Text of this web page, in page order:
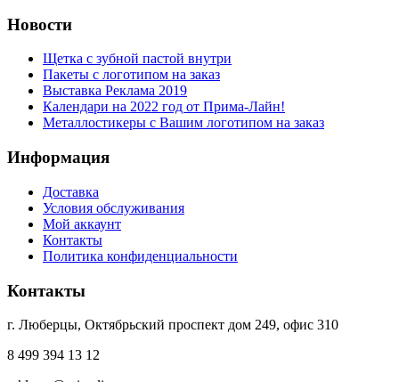
Новости
Щетка с зубной пастой внутри
Пакеты с логотипом на заказ
Выставка Реклама 2019
Календари на 2022 год от Прима-Лайн!
Металлостикеры с Вашим логотипом на заказ
Информация
Доставка
Условия обслуживания
Мой аккаунт
Контакты
Политика конфиденциальности
Контакты
г. Люберцы, Октябрьский проспект дом 249, офис 310
8 499 394 13 12